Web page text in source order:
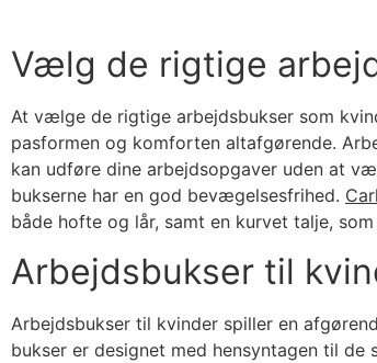
Vælg de rigtige
At vælge de rigtige arbejdsbukser som
pasformen og komforten altafgørende.
kan udføre dine arbejdsopgaver uden at
bukserne har en god bevægelsesfrihed.
både hofte og lår, samt en kurvet talje,
Arbejdsbukser til
Arbejdsbukser til kvinder spiller en
bukser er designet med hensyntagen til